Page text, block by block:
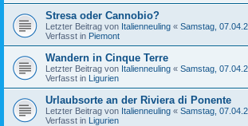
Stresa oder Cannobio?
Letzter Beitrag von Italienneuling « Samstag,
Verfasst in Piemont
Wandern in Cinque Terre
Letzter Beitrag von Italienneuling « Samstag,
Verfasst in Ligurien
Urlaubsorte an der Riviera di Ponente
Letzter Beitrag von Italienneuling « Samstag,
Verfasst in Ligurien